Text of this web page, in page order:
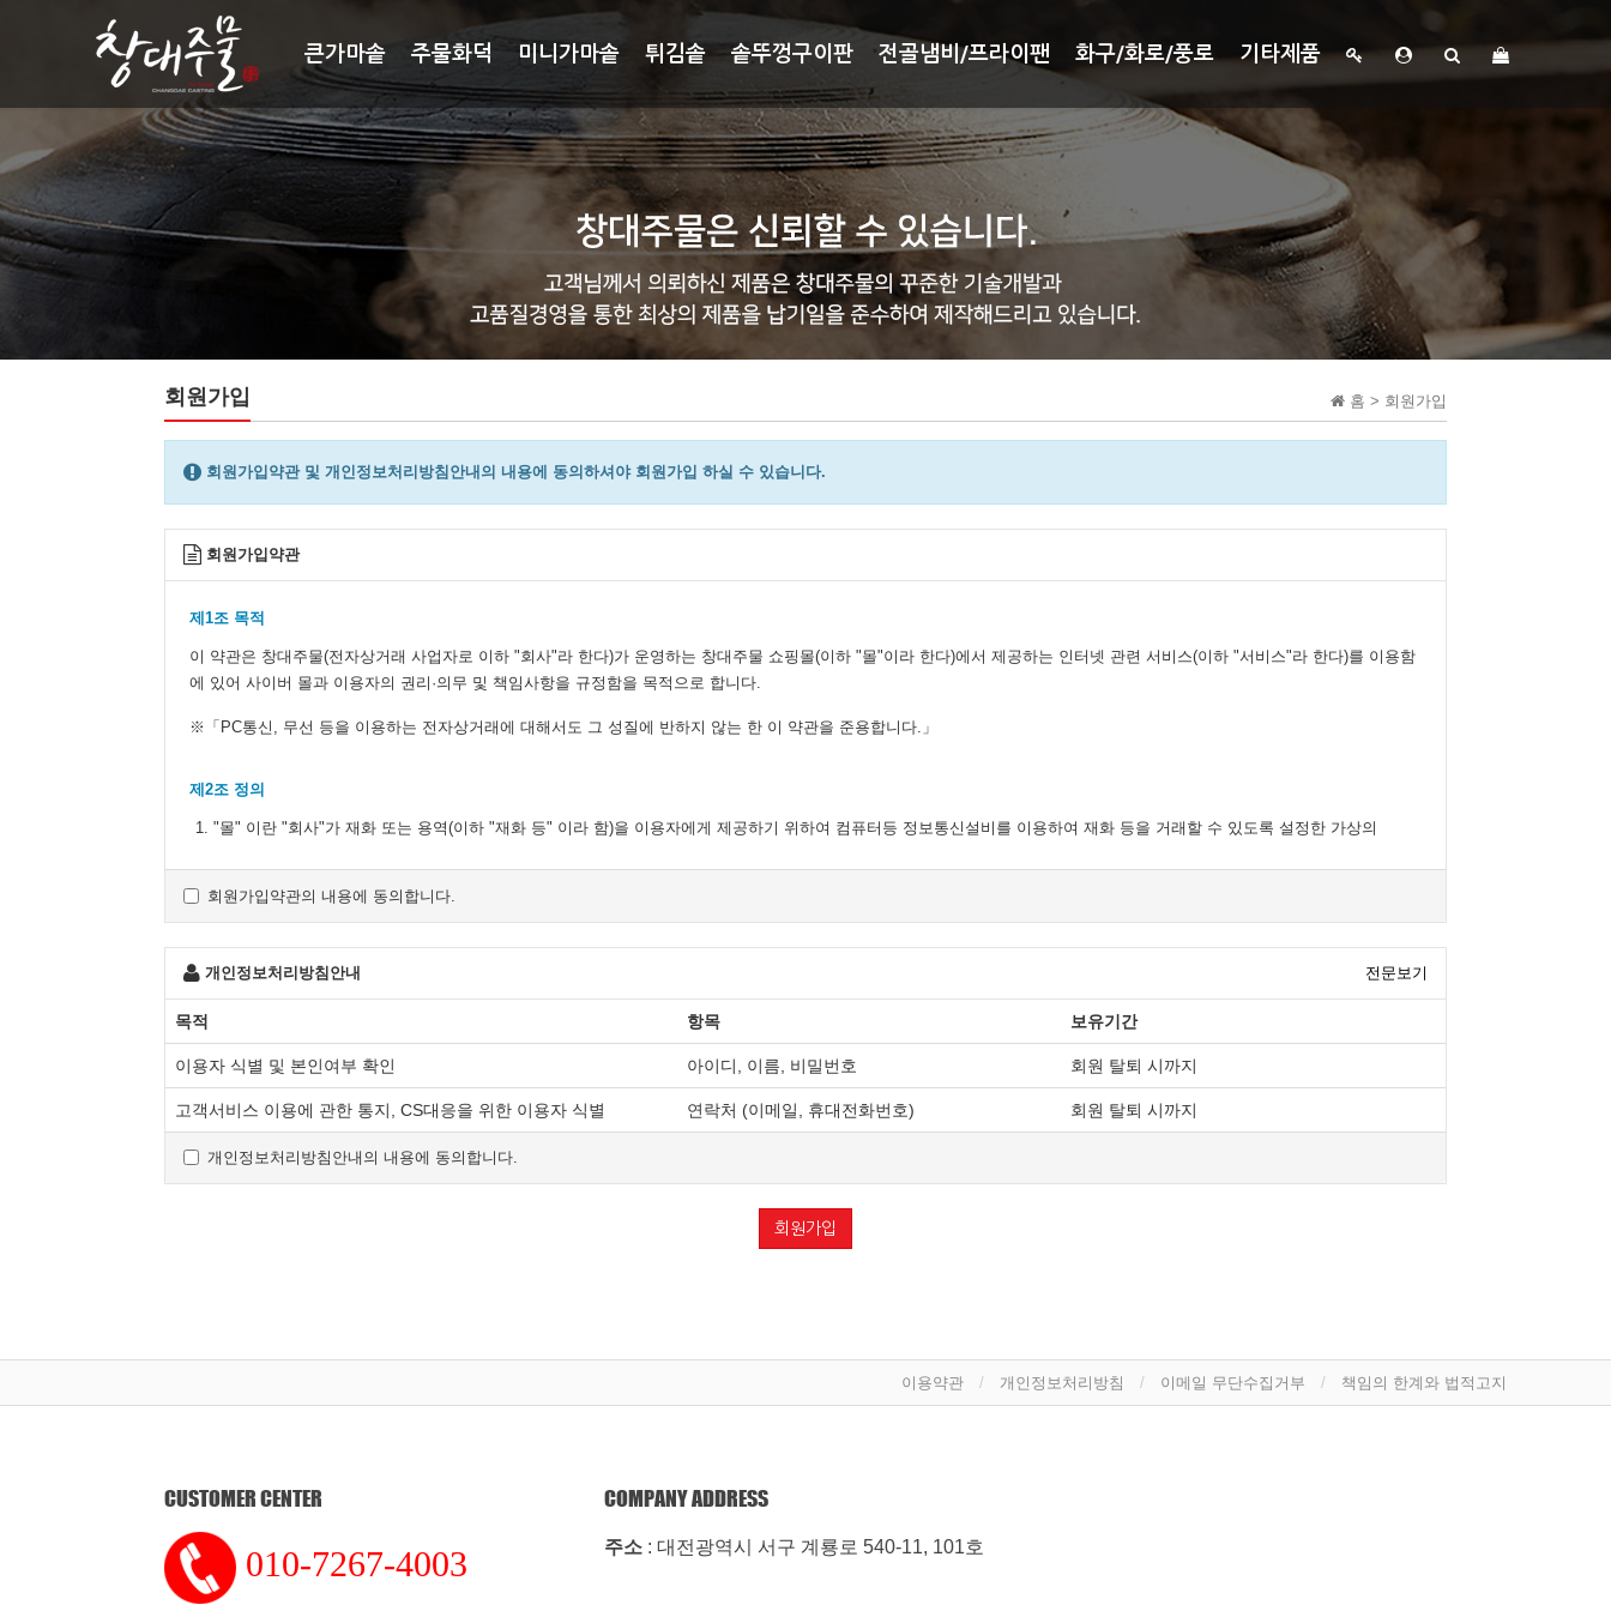
큰가마솥 주물화덕 미니가마솥 튀김솥 솥뚜껑구이판 전골냄비/프라이팬 화구/화로/풍로 기타제품
홈 > 회원가입
회원가입
회원가입약관 및 개인정보처리방침안내의 내용에 동의하셔야 회원가입 하실 수 있습니다.
회원가입약관
제1조 목적
이 약관은 창대주물(전자상거래 사업자로 이하 "회사"라 한다)가 운영하는 창대주물 쇼핑몰(이하 "몰"이라 한다)에서 제공하는 인터넷 관련 서비스(이하 "서비스"라 한다)를 이용함
에 있어 사이버 몰과 이용자의 권리·의무 및 책임사항을 규정함을 목적으로 합니다.
※「PC통신, 무선 등을 이용하는 전자상거래에 대해서도 그 성질에 반하지 않는 한 이 약관을 준용합니다.」
제2조 정의
"몰" 이란 "회사"가 재화 또는 용역(이하 "재화 등" 이라 함)을 이용자에게 제공하기 위하여 컴퓨터등 정보통신설비를 이용하여 재화 등을 거래할 수 있도록 설정한 가상의
'회원'이라 함은 “몰”에 회원등록을 한 자로서, 계속적으로 "몰"이 제공하는 서비스를 이용할 수 있는 자를 말합니다.
제3조 약관 등의 명시와 설명 및 개정
"몰"은 이 약관의 내용과 상호 및 대표자 성명, 영업소 소재지 주소(소비자의 불만을 처리할 수 있는 곳의 주소를 포함), 전화번호·모사전송번호·전자우편주소, 사업자등록번호,
통신판매업 신고번호, 개인정보관리책임자 등을 이용자가 쉽게 알 수 있도록 사이버몰의 초기 서비스화면(전면)에 게시합니다. 다만, 약관의 내용은 이용자가 연결화면을
통하여 볼 수 있도록 할 수 있습니다.
"몰"은 이용자가 약관에 동의하기에 앞서 약관에 정하여져 있는 내용 중 청약철회·배송책임·환불조건 등과 같은 중요한 내용을 이용자가 이해할 수 있도록 별도의 연결화면
"몰"은 「전자상거래 등에서의 소비자보호에 관한 법률」, 「약관의 규제에 관한 법률」, 「전자문서 및 전자거래기본법」, 「전자금융거래법」, 「전자서명법」,
"몰"이 약관을 개정할 경우에는 적용일자 및 개정사유를 명시하여 현행약관과 함께 몰의 초기화면에 그 적용일자 7일 이전부터 적용일자 전일까지 공지합니다. 다만,
이용자에게 불리하게 약관내용을 변경하는 경우에는 최소한 30일 이상의 사전 유예기간을 두고 공지합니다. 이 경우 "몰“은 개정 전 내용과 개정 후 내용을 명확하게 비교하여
이 약관에서 정하지 아니한 사항과 이 약관의 해석에 관하여는 전자상거래 등에서의 소비자보호에 관한 법률, 약관의 규제 등에 관한 법률, 공정거래위원회가 정하는
「전자상거래 등에서의 소비자 보호지침」 및 관계법령 또는 상관례에 따릅니다.
"몰"은 다음과 같은 업무를 수행합니다.
구매계약이 체결된 재화 또는 용역의 배송
회원가입약관의 내용에 동의합니다.
전문보기
개인정보처리방침안내
목적 항목 보유기간
이용자 식별 및 본인여부 확인 아이디, 이름, 비밀번호 회원 탈퇴 시까지
고객서비스 이용에 관한 통지, CS대응을 위한 이용자 식별 연락처 (이메일, 휴대전화번호) 회원 탈퇴 시까지
개인정보처리방침안내의 내용에 동의합니다.
회원가입
이용약관 개인정보처리방침 이메일 무단수집거부 책임의 한계와 법적고지
CUSTOMER CENTER
010-7267-4003
COMPANY ADDRESS
주소: 대전광역시 서구 계룡로 540-11, 101호